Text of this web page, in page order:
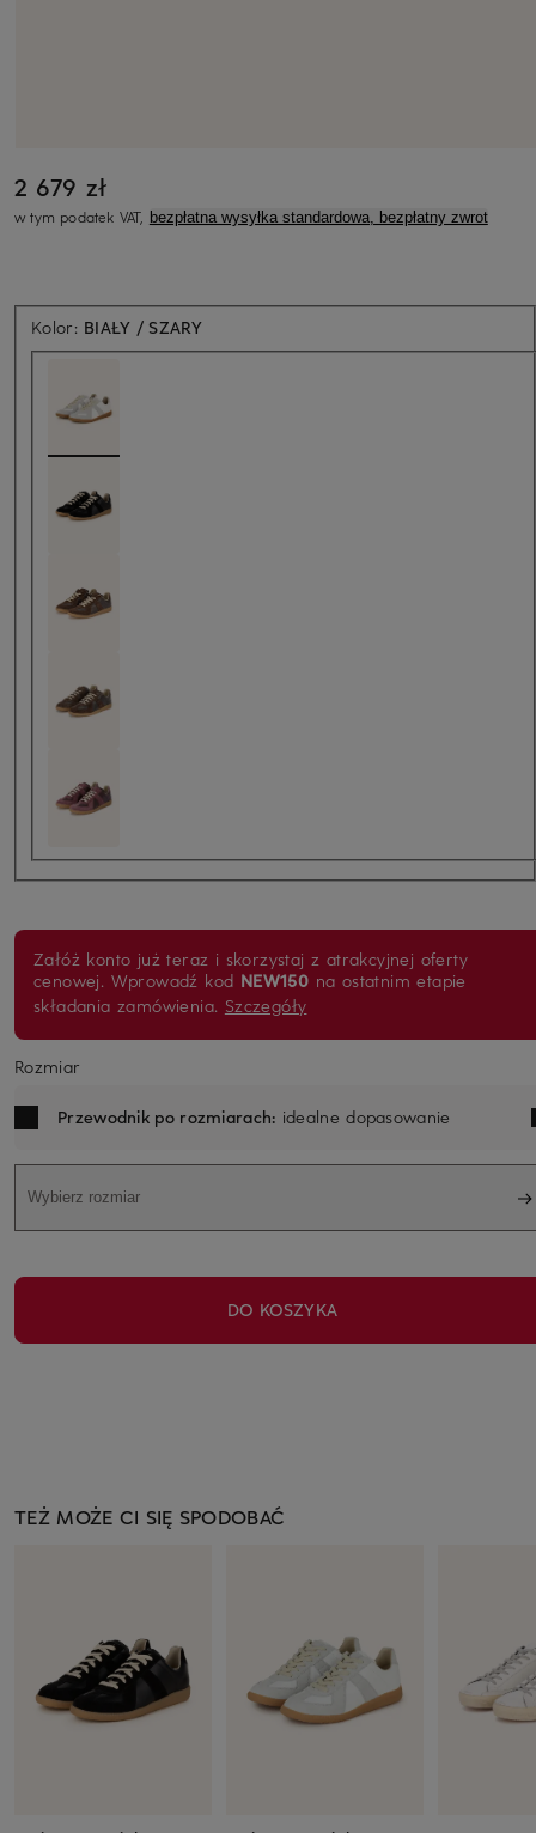
2 679 zł
w tym podatek VAT, bezpłatna wysyłka standardowa, bezpłatny zwrot
Kolor: BIAŁY / SZARY
Załóż konto już teraz i skorzystaj z atrakcyjnej oferty
cenowej. Wprowadź kod NEW150 na ostatnim etapie
składania zamówienia. Szczegóły
Rozmiar
Przewodnik po rozmiarach: idealne dopasowanie
Wybierz rozmiar
DO KOSZYKA
TEŻ MOŻE CI SIĘ SPODOBAĆ